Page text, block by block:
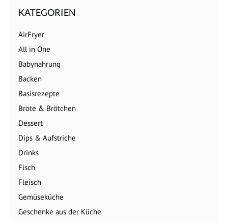
KATEGORIEN
AirFryer
All in One
Babynahrung
Backen
Basisrezepte
Brote & Brötchen
Dessert
Dips & Aufstriche
Drinks
Fisch
Fleisch
Gemüseküche
Geschenke aus der Küche